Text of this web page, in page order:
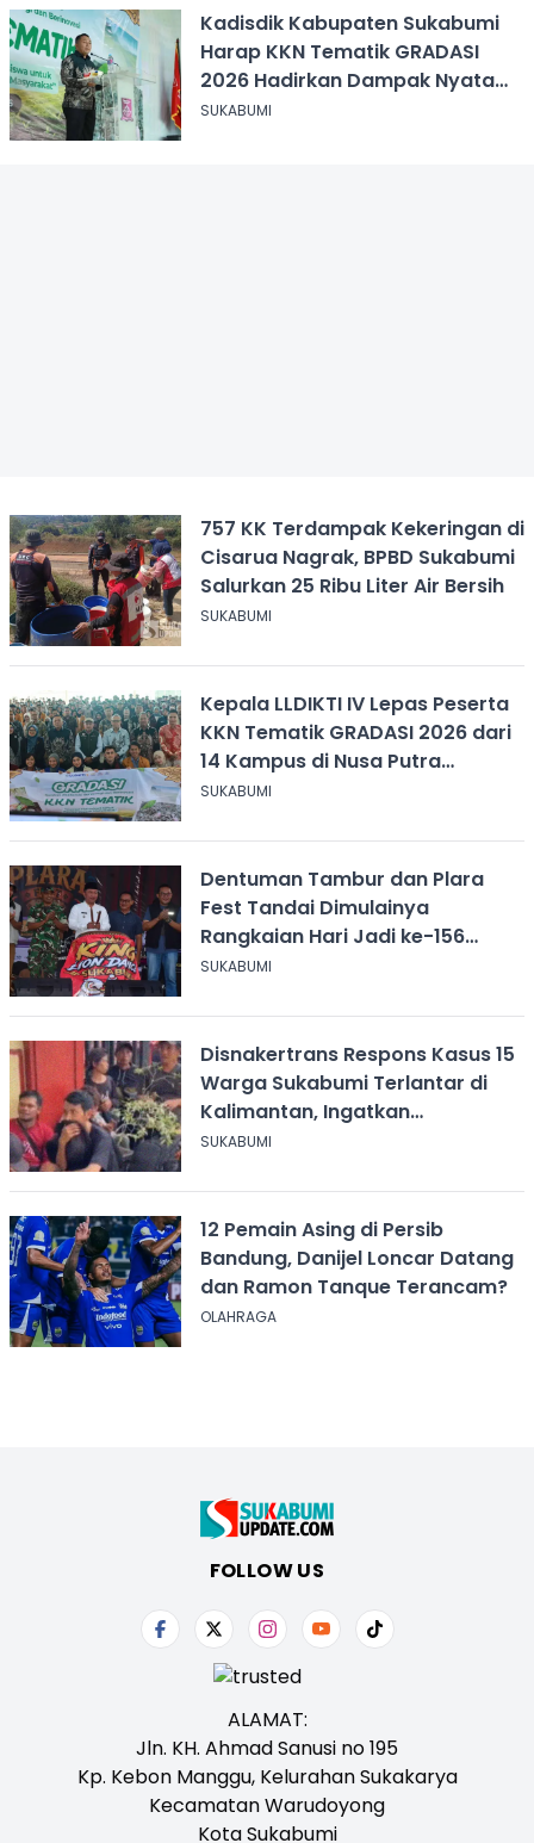
Kadisdik Kabupaten Sukabumi
Harap KKN Tematik GRADASI
2026 Hadirkan Dampak Nyata
bagi Masyarakat
SUKABUMI
757 KK Terdampak Kekeringan di
Cisarua Nagrak, BPBD Sukabumi
Salurkan 25 Ribu Liter Air Bersih
SUKABUMI
Kepala LLDIKTI IV Lepas Peserta
KKN Tematik GRADASI 2026 dari
14 Kampus di Nusa Putra
University
SUKABUMI
Dentuman Tambur dan Plara
Fest Tandai Dimulainya
Rangkaian Hari Jadi ke-156
Kabupaten Sukabumi
SUKABUMI
Disnakertrans Respons Kasus 15
Warga Sukabumi Terlantar di
Kalimantan, Ingatkan
Pentingnya Perjanjian Kerja
SUKABUMI
12 Pemain Asing di Persib
Bandung, Danijel Loncar Datang
dan Ramon Tanque Terancam?
OLAHRAGA
FOLLOW US
ALAMAT:
Jln. KH. Ahmad Sanusi no 195
Kp. Kebon Manggu, Kelurahan Sukakarya
Kecamatan Warudoyong
Kota Sukabumi